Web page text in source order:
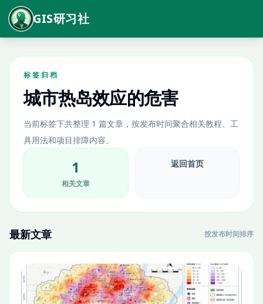
GIS研习社
标签归档
城市热岛效应的危害
当前标签下共整理 1 篇文章，按发布时间聚合相关教程、工
具用法和项目排障内容。
1
相关文章
返回首页
最新文章 按发布时间排序